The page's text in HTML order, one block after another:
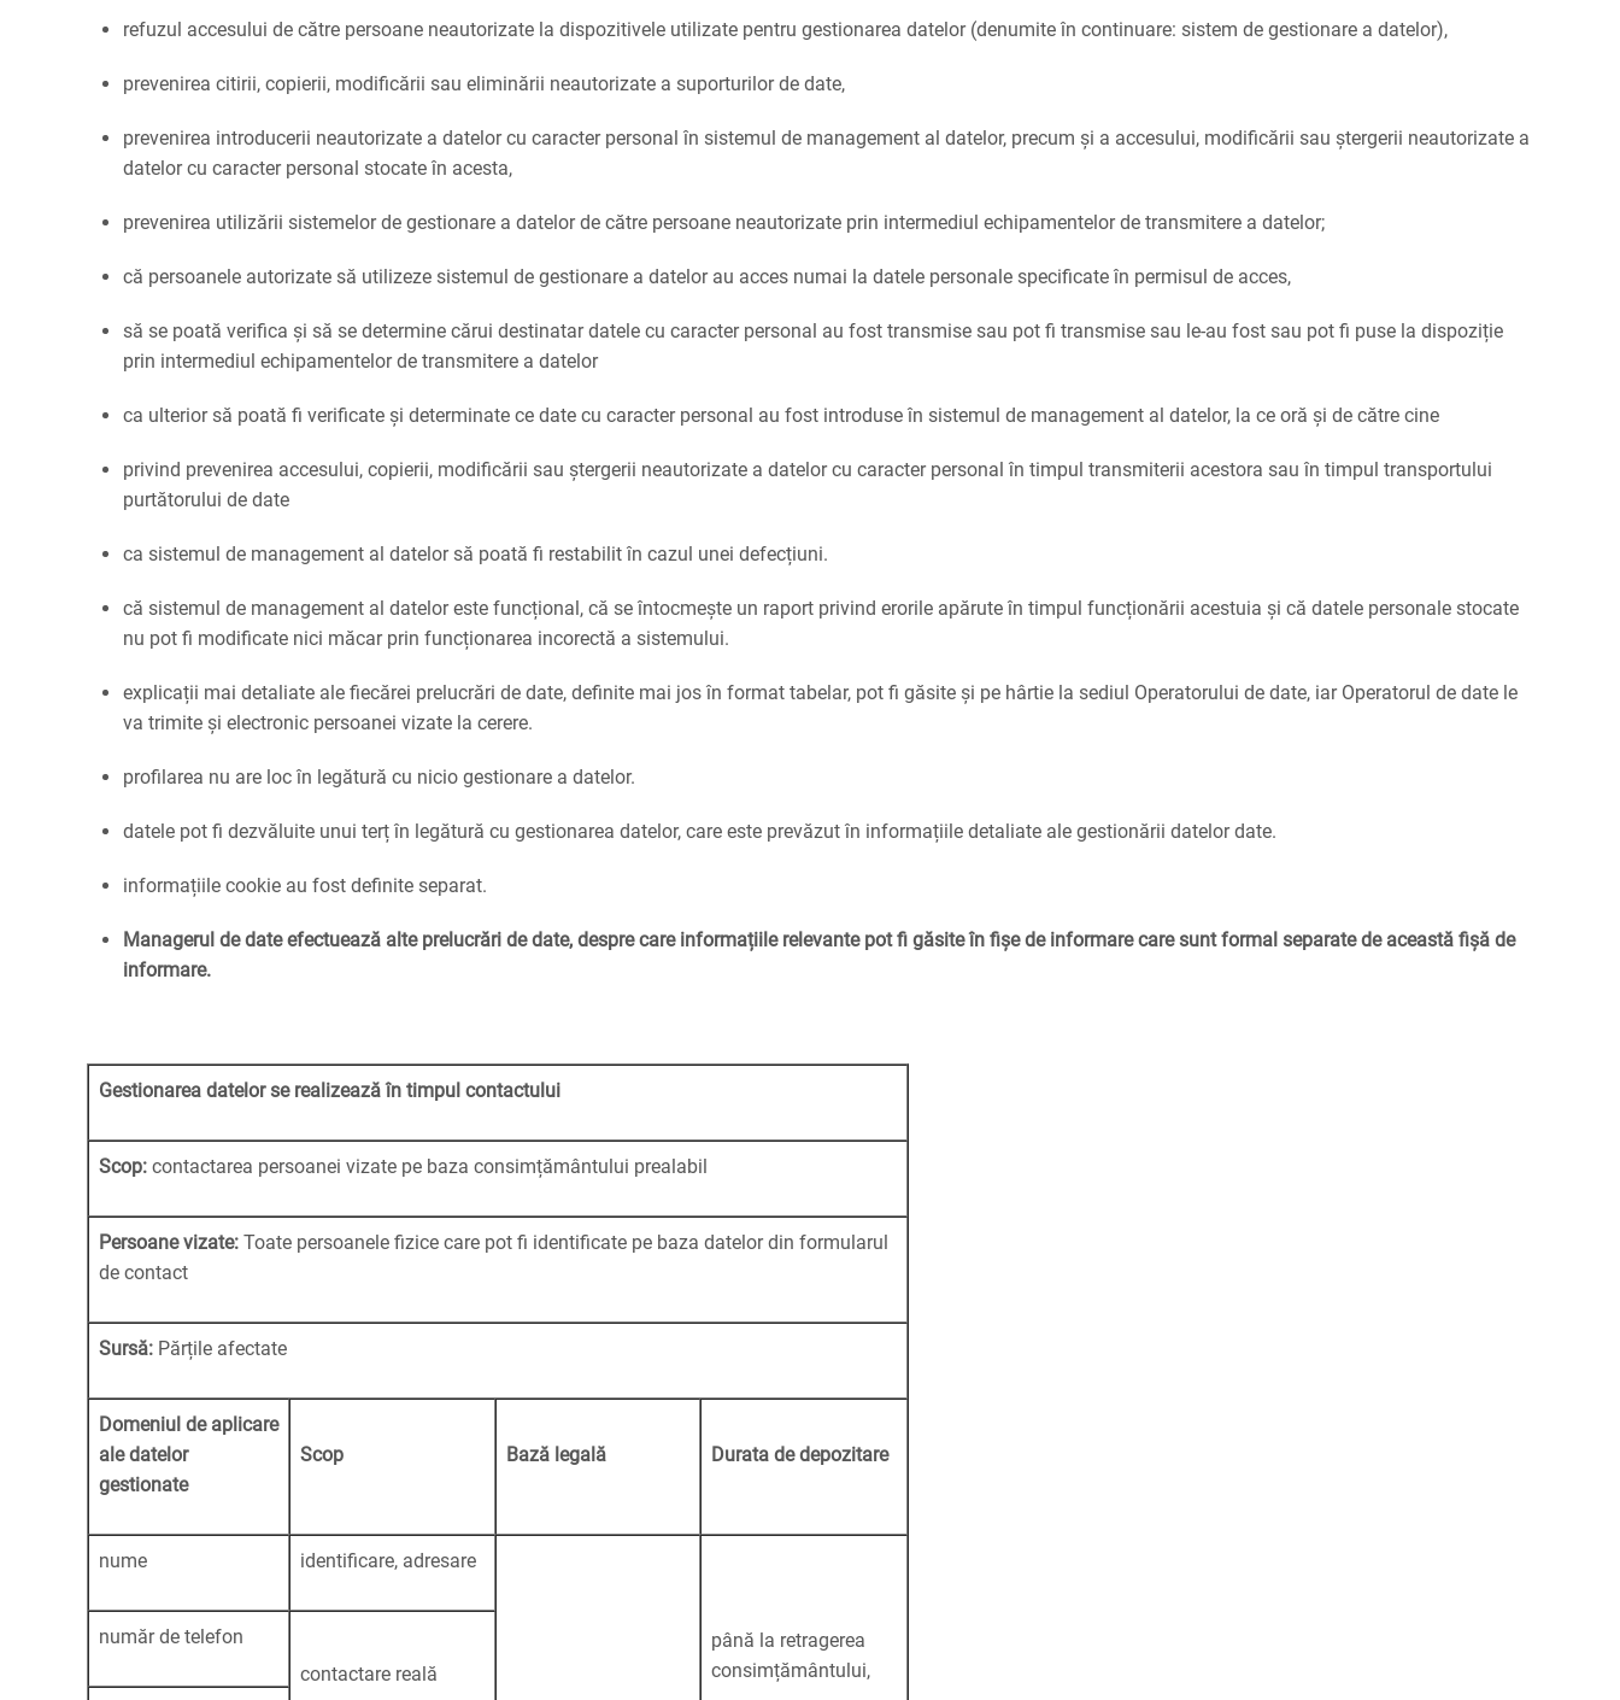
refuzul accesului de către persoane neautorizate la dispozitivele utilizate pentru gestionarea datelor (denumite în continuare: sistem de gestionare a datelor),
prevenirea citirii, copierii, modificării sau eliminării neautorizate a suporturilor de date,
prevenirea introducerii neautorizate a datelor cu caracter personal în sistemul de management al datelor, precum și a accesului, modificării sau ștergerii neautorizate a
datelor cu caracter personal stocate în acesta,
prevenirea utilizării sistemelor de gestionare a datelor de către persoane neautorizate prin intermediul echipamentelor de transmitere a datelor;
că persoanele autorizate să utilizeze sistemul de gestionare a datelor au acces numai la datele personale specificate în permisul de acces,
să se poată verifica și să se determine cărui destinatar datele cu caracter personal au fost transmise sau pot fi transmise sau le-au fost sau pot fi puse la dispoziție
prin intermediul echipamentelor de transmitere a datelor
ca ulterior să poată fi verificate și determinate ce date cu caracter personal au fost introduse în sistemul de management al datelor, la ce oră și de către cine
privind prevenirea accesului, copierii, modificării sau ștergerii neautorizate a datelor cu caracter personal în timpul transmiterii acestora sau în timpul transportului
purtătorului de date
ca sistemul de management al datelor să poată fi restabilit în cazul unei defecțiuni.
că sistemul de management al datelor este funcțional, că se întocmește un raport privind erorile apărute în timpul funcționării acestuia și că datele personale stocate
nu pot fi modificate nici măcar prin funcționarea incorectă a sistemului.
explicații mai detaliate ale fiecărei prelucrări de date, definite mai jos în format tabelar, pot fi găsite și pe hârtie la sediul Operatorului de date, iar Operatorul de date le
va trimite și electronic persoanei vizate la cerere.
profilarea nu are loc în legătură cu nicio gestionare a datelor.
datele pot fi dezvăluite unui terț în legătură cu gestionarea datelor, care este prevăzut în informațiile detaliate ale gestionării datelor date.
informațiile cookie au fost definite separat.
Managerul de date efectuează alte prelucrări de date, despre care informațiile relevante pot fi găsite în fișe de informare care sunt formal separate de această fișă de
informare.
Gestionarea datelor se realizează în timpul contactului
Scop: contactarea persoanei vizate pe baza consimțământului prealabil
Persoane vizate: Toate persoanele fizice care pot fi identificate pe baza datelor din formularul
de contact
Sursă: Părțile afectate
Domeniul de aplicare
ale datelor
gestionate
Scop Bază legală Durata de depozitare
nume identificare, adresare
până la retragerea
consimțământului,
număr de telefon
contactare reală